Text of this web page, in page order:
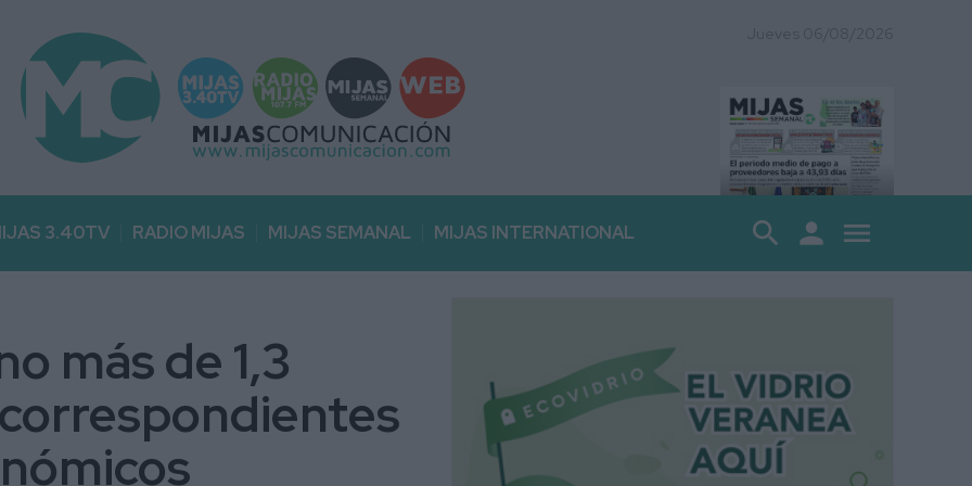
3.40TV RADIO MIJAS MIJAS SEMANAL MIJAS INTERNATIONAL search person menu
más de 1,3